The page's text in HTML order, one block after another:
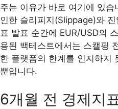
주는 이유가 바로 여기에 있
인한 슬리피지(Slippage)와
표 발표 순간에 EUR/USD의
용된 백테스트에서는 스캘핑
한 플랫폼의 한계를 인지하지
뿐입니다.
6개월 전 경제지